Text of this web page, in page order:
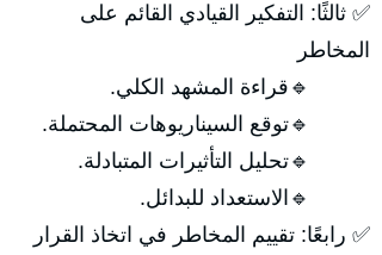
✅ ثالثًا: التفكير القيادي القائم على
المخاطر
🔹قراءة المشهد الكلي.
🔹توقع السيناريوهات المحتملة.
🔹تحليل التأثيرات المتبادلة.
🔹الاستعداد للبدائل.
✅ رابعًا: تقييم المخاطر في اتخاذ القرار